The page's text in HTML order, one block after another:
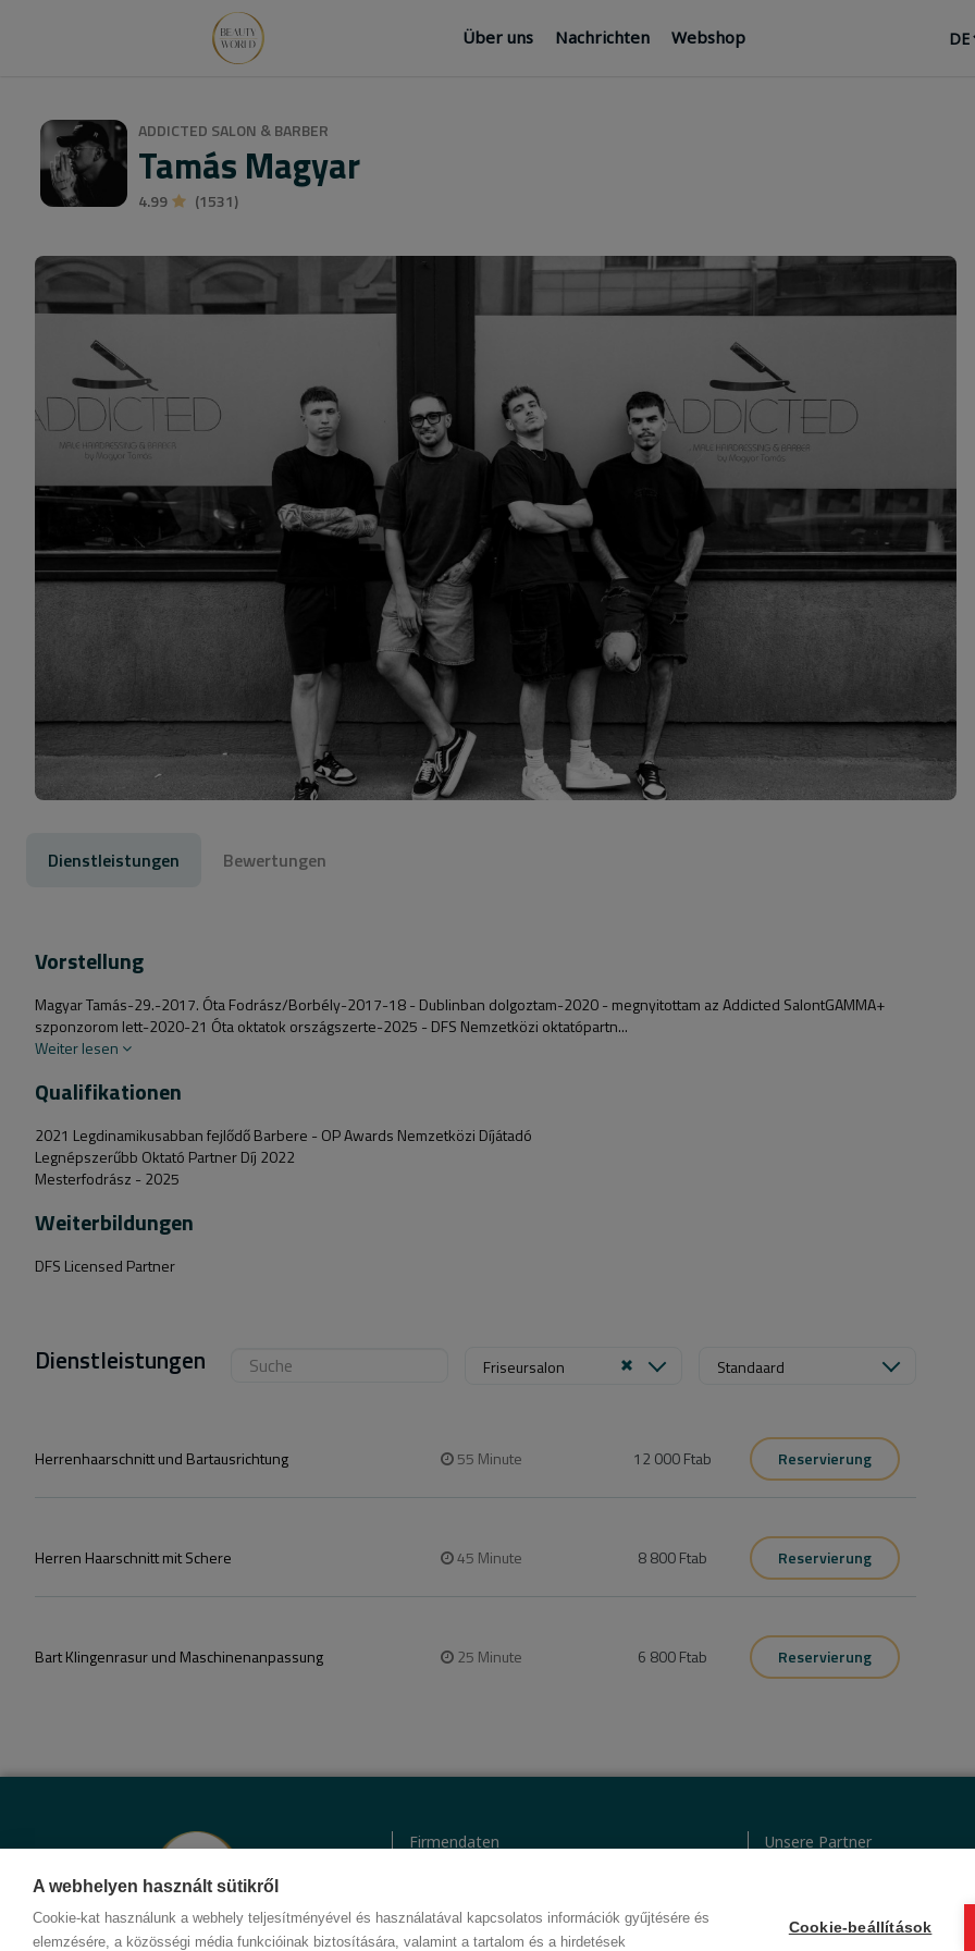
A webhelyen használt sütikről
Cookie-kat használunk a webhely teljesítményével és használatával kapcsolatos információk gyűjtésére és
elemzésére, a közösségi média funkcióinak biztosítására, valamint a tartalom és a hirdetések
Cookie-beállítások
Über uns Nachrichten Webshop
ADDICTED SALON & BARBER
Tamás Magyar
4.99 (1531)
Dienstleistungen Bewertungen
Vorstellung
Magyar Tamás-29.-2017. Óta Fodrász/Borbély-2017-18 - Dublinban dolgoztam-2020 - megnyitottam az Addicted SalontGAMMA+
szponzorom lett-2020-21 Óta oktatok országszerte-2025 - DFS Nemzetközi oktatópartn...
Weiter lesen
Qualifikationen
2021 Legdinamikusabban fejlődő Barbere - OP Awards Nemzetközi Díjátadó
Legnépszerűbb Oktató Partner Díj 2022
Mesterfodrász - 2025
Weiterbildungen
DFS Licensed Partner
Dienstleistungen Friseursalon Standaard
Herrenhaarschnitt und Bartausrichtung 55 Minute 12 000 Ftab Reservierung
Herren Haarschnitt mit Schere 45 Minute 8 800 Ftab Reservierung
Bart Klingenrasur und Maschinenanpassung 25 Minute 6 800 Ftab Reservierung
Firmendaten
Kontakt
Unsere Partner
© 2012 Beauty World Net Kft. Alle Rechte vorbehalten.